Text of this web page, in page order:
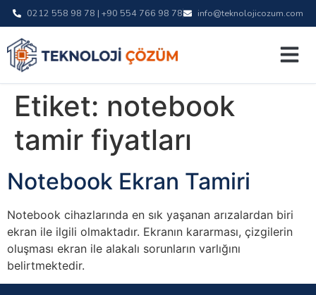
0212 558 98 78 | +90 554 766 98 78 info@teknolojicozum.com
Etiket: notebook
tamir fiyatları
Notebook Ekran Tamiri
Notebook cihazlarında en sık yaşanan arızalardan biri
ekran ile ilgili olmaktadır. Ekranın kararması, çizgilerin
oluşması ekran ile alakalı sorunların varlığını
belirtmektedir.